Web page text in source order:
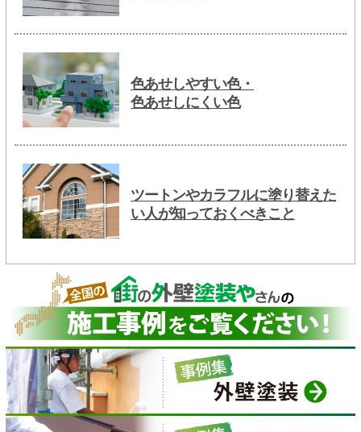
色あせしやすい色・
色あせしにくい色
ツートンやカラフルに塗り替えた
い人が知っておくべきこと